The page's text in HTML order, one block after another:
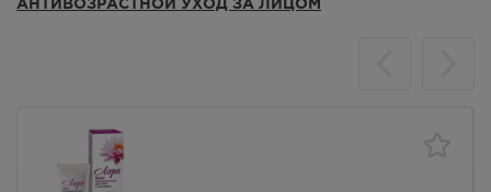
АНТИВОЗРАСТНОЙ УХОД ЗА ЛИЦОМ